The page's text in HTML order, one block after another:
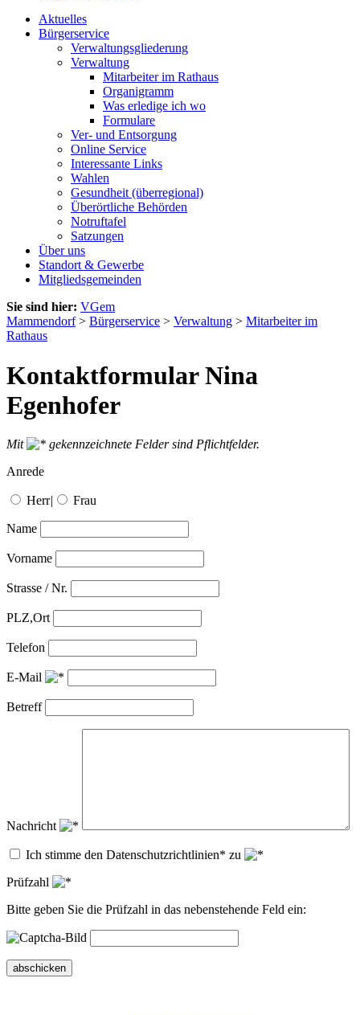
Aktuelles
Bürgerservice
Verwaltungsgliederung
Verwaltung
Mitarbeiter im Rathaus
Organigramm
Was erledige ich wo
Formulare
Ver- und Entsorgung
Online Service
Interessante Links
Wahlen
Gesundheit (überregional)
Überörtliche Behörden
Notruftafel
Satzungen
Über uns
Standort & Gewerbe
Mitgliedsgemeinden
Sie sind hier: VGem
Mammendorf> Bürgerservice > Verwaltung > Mitarbeiter im
Rathaus
Kontaktformular Nina
Egenhofer
Mit
gekennzeichnete Felder sind Pflichtfelder.
Anrede
Herr| Frau
Name
Vorname
Strasse / Nr.
PLZ,Ort
Telefon
E-Mail
Betreff
Nachricht
Ich stimme den Datenschutzrichtlinien* zu
Prüfzahl
Bitte geben Sie die Prüfzahl in das nebenstehende Feld ein:
abschicken